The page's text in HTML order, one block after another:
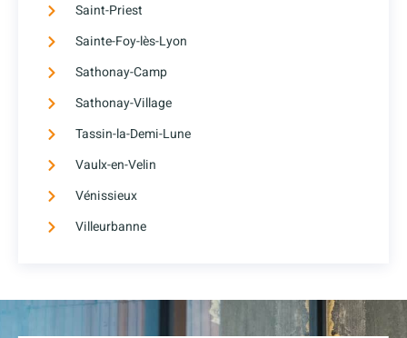
Saint-Priest
Sainte-Foy-lès-Lyon
Sathonay-Camp
Sathonay-Village
Tassin-la-Demi-Lune
Vaulx-en-Velin
Vénissieux
Villeurbanne